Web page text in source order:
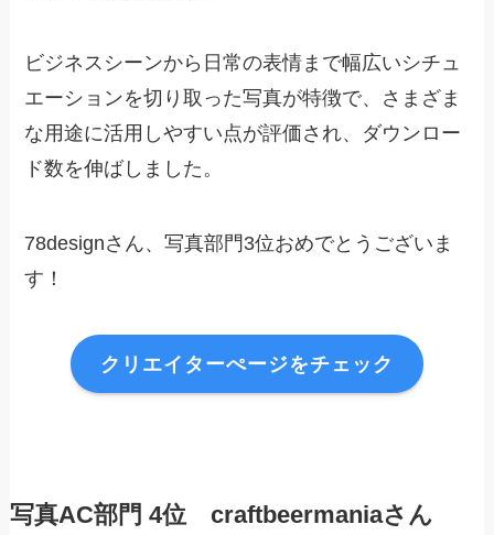
ビジネスシーンから日常の表情まで幅広いシチュ
エーションを切り取った写真が特徴で、さまざま
な用途に活用しやすい点が評価され、ダウンロー
ド数を伸ばしました。
78designさん、写真部門3位おめでとうございま
す！
クリエイターぺージをチェック
写真AC部門 4位 craftbeermaniaさん